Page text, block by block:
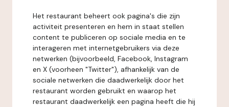
Het restaurant beheert ook pagina's die zijn
activiteit presenteren en hem in staat stellen
content te publiceren op sociale media en te
interageren met internetgebruikers via deze
netwerken (bijvoorbeeld, Facebook, Instagram
en X (voorheen "Twitter"), afhankelijk van de
sociale netwerken die daadwerkelijk door het
restaurant worden gebruikt en waarop het
restaurant daadwerkelijk een pagina heeft die hij